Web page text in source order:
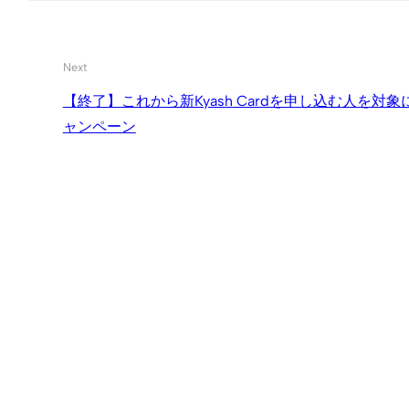
Next
【終了】これから新Kyash Cardを申し込む人を対
ャンペーン